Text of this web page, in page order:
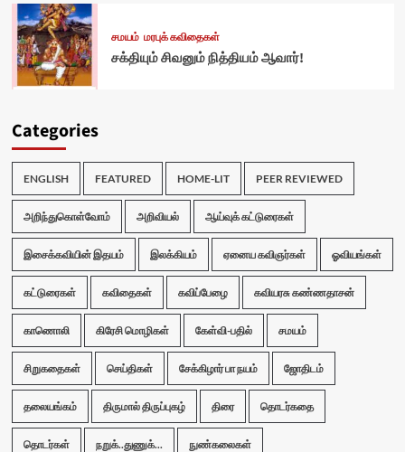
சமயம் மரபுக் கவிதைகள்
சக்தியும் சிவனும் நித்தியம் ஆவார்!
Categories
ENGLISH FEATURED HOME-LIT PEER REVIEWED
அறிந்துகொள்வோம் அறிவியல் ஆய்வுக் கட்டுரைகள்
இசைக்கவியின் இதயம் இலக்கியம் ஏனைய கவிஞர்கள் ஓவியங்கள்
கட்டுரைகள் கவிதைகள் கவிப்பேழை கவியரசு கண்ணதாசன்
காணொலி கிரேசி மொழிகள் கேள்வி-பதில் சமயம்
சிறுகதைகள் செய்திகள் சேக்கிழார் பா நயம் ஜோதிடம்
தலையங்கம் திருமால் திருப்புகழ் திரை தொடர்கதை
தொடர்கள் நறுக்..துணுக்... நுண்கலைகள்